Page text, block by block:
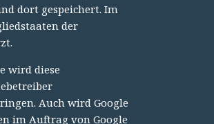
dort gespeichert. Im
der
wird diese
Auch wird Google
im Auftrag von Google